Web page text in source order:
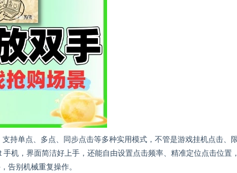
持单点、多点、同步点击等多种实用模式，不管是游戏挂机点击、
机，界面简洁好上手，还能自由设置点击频率、精准定位点击位置
告别机械重复操作。